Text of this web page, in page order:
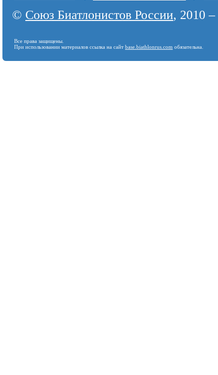
© Союз Биатлонистов России, 2010
Все права защищены.
При использовании материалов ссылка на сайт base.biathlonrus.com обязательна.